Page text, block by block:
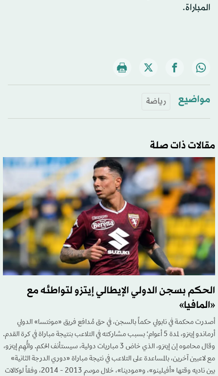
المباراة.
مواضيع رياضة
مقالات ذات صلة
الحكم بسجن الدولي الإيطالي إيتزو لتواطئه مع
«المافيا»
أصدرت محكمة في نابولي حكماً بالسجن، في حق مُدافع فريق «مونتسا» الدولي
أرماندو إيتزو، لمدة 5 أعوام؛ بسبب مشاركته في التلاعب بنتيجة مباراة في كرة القدم.
وقال محاموه إن إيتزو، الذي خاض 3 مباريات دولية، سيستأنف الحكم. واتُّهِم إيتزو،
مع لاعبين آخرين، بالمساعدة على التلاعب في نتيجة مباراة «دوري الدرجة الثانية»
بين ناديه وقتها «أفيلينو»، و«مودينا»، خلال موسم 2013 - 2014، وفقاً لوكالات